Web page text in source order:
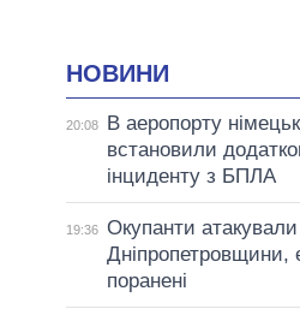
НОВИНИ
20:08
В аеропорту
встановили
інциденту з БПЛА
19:36 Окупанти
Дніпропетровщини,
поранені